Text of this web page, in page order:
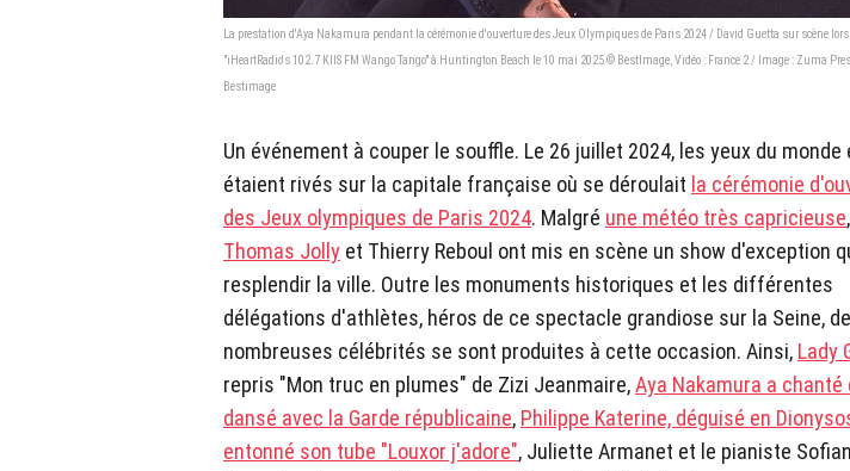
La prestation d'Aya Nakamura pendant la cérémonie d'ouverture des Jeux Olympiques de Paris 2024 / David Guetta sur scène
"iHeartRadio's 102.7 KIIS FM Wango Tango" à Huntington Beach le 10 mai 2025 © BestImage, Vidéo : France 2 / Image : Zuma
Bestimage
Un événement à couper le souffle. Le 26 juillet 2024, les yeux du monde
étaient rivés sur la capitale française où se déroulait la cérémonie
des Jeux olympiques de Paris 2024. Malgré une météo très capricieuse,
Thomas Jolly et Thierry Reboul ont mis en scène un show d'exception
resplendir la ville. Outre les monuments historiques et les différentes
délégations d'athlètes, héros de ce spectacle grandiose sur la Seine, de
nombreuses célébrités se sont produites à cette occasion. Ainsi, Lady
repris "Mon truc en plumes" de Zizi Jeanmaire,Aya Nakamura a chanté
dansé avec la Garde républicaine, Philippe Katerine, déguisé en
entonné son tube "Louxor j'adore", Juliette Armanet et le pianiste